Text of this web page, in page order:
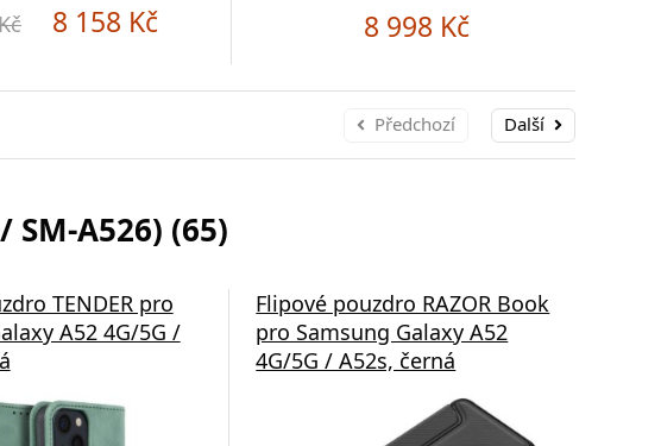
8 158 Kč 8 998 Kč
Předchozí Další
SM-A526) (65)
TENDER pro
A52 4G/5G /
Flipové pouzdro RAZOR Book
pro Samsung Galaxy A52
4G/5G / A52s, černá